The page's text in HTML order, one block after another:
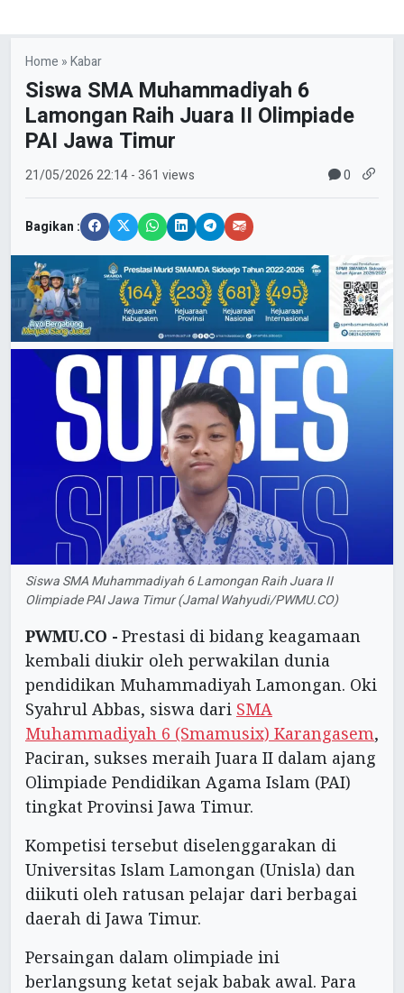
Home »Kabar
Siswa SMA Muhammadiyah 6
Lamongan Raih Juara II Olimpiade
PAI Jawa Timur
21/05/202622:14- 361 views 0
Bagikan :
Siswa SMA Muhammadiyah 6 Lamongan Raih Juara II
Olimpiade PAI Jawa Timur (Jamal Wahyudi/PWMU.CO)
PWMU.CO - Prestasi di bidang keagamaan
kembali diukir oleh perwakilan dunia
pendidikan Muhammadiyah Lamongan. Oki
Syahrul Abbas, siswa dari SMA
Muhammadiyah 6 (Smamusix) Karangasem,
Paciran, sukses meraih Juara II dalam ajang
Olimpiade Pendidikan Agama Islam (PAI)
tingkat Provinsi Jawa Timur.
Kompetisi tersebut diselenggarakan di
Universitas Islam Lamongan (Unisla) dan
diikuti oleh ratusan pelajar dari berbagai
daerah di Jawa Timur.
Persaingan dalam olimpiade ini
berlangsung ketat sejak babak awal. Para